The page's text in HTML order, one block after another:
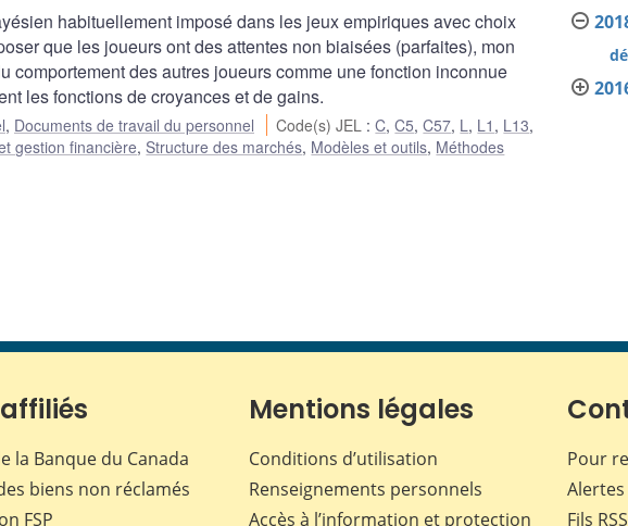
habituellement imposé dans les jeux empiriques avec choix
que les joueurs ont des attentes non biaisées (parfaites), mon
comportement des autres joueurs comme une fonction inconnue
les fonctions de croyances et de gains.
, Documents de travail du personnel Code(s) JEL :C,C5,C57, L, L1 , L13,
gestion financière, Structure des marchés, Modèles et outils, Méthodes
la Banque du Canada
biens non réclamés
FSP
Mentions légales
Conditions d’utilisation
Renseignements personnels
Accès à l’information et protection
Pour
Fils RSS